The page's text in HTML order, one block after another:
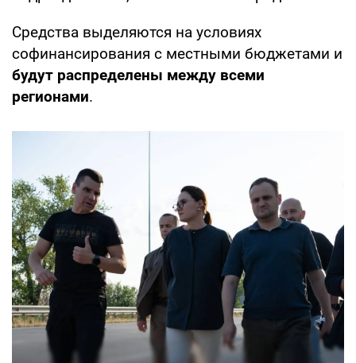
Средства выделяются на условиях
софинансирования с местными бюджетами и
будут распределены между всеми
регионами.